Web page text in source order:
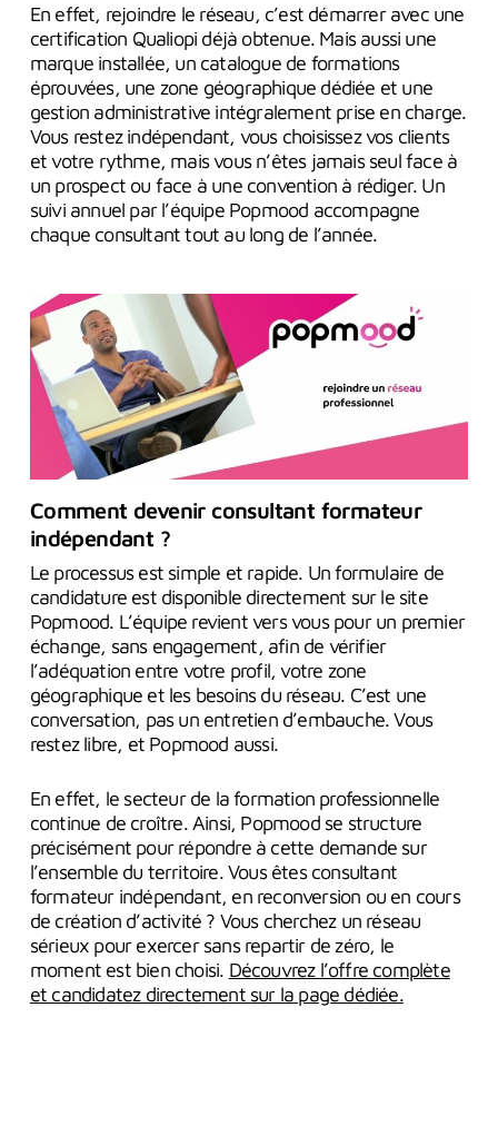
En effet, rejoindre le réseau, c’est démarrer avec une
certification Qualiopi déjà obtenue. Mais aussi une
marque installée, un catalogue de formations
éprouvées, une zone géographique dédiée et une
gestion administrative intégralement prise en charge.
Vous restez indépendant, vous choisissez vos clients
et votre rythme, mais vous n’êtes jamais seul face à
un prospect ou face à une convention à rédiger. Un
suivi annuel par l’équipe Popmood accompagne
chaque consultant tout au long de l’année.
Comment devenir consultant formateur
indépendant ?
Le processus est simple et rapide. Un formulaire de
candidature est disponible directement sur le site
Popmood. L’équipe revient vers vous pour un premier
échange, sans engagement, afin de vérifier
l’adéquation entre votre profil, votre zone
géographique et les besoins du réseau. C’est une
conversation, pas un entretien d’embauche. Vous
restez libre, et Popmood aussi.
En effet, le secteur de la formation professionnelle
continue de croître. Ainsi, Popmood se structure
précisément pour répondre à cette demande sur
l’ensemble du territoire. Vous êtes consultant
formateur indépendant, en reconversion ou en cours
de création d’activité ? Vous cherchez un réseau
sérieux pour exercer sans repartir de zéro, le
moment est bien choisi. Découvrez l’offre complète
et candidatez directement sur la page dédiée.